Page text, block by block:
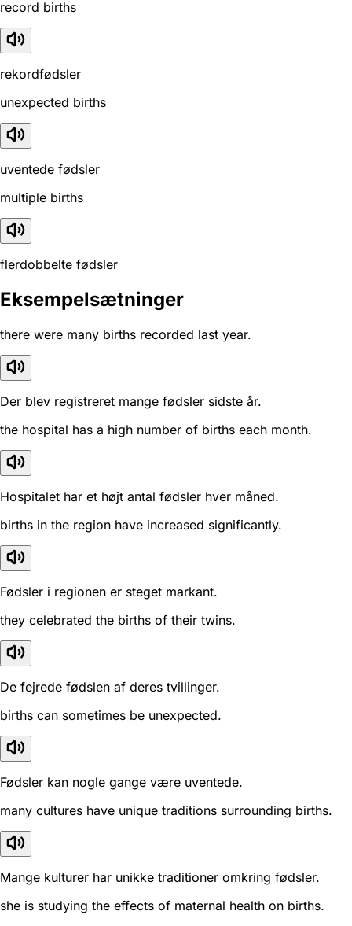
record births
rekordfødsler
unexpected births
uventede fødsler
multiple births
flerdobbelte fødsler
Eksempelsætninger
there were many births recorded last year.
Der blev registreret mange fødsler sidste år.
the hospital has a high number of births each month.
Hospitalet har et højt antal fødsler hver måned.
births in the region have increased significantly.
Fødsler i regionen er steget markant.
they celebrated the births of their twins.
De fejrede fødslen af deres tvillinger.
births can sometimes be unexpected.
Fødsler kan nogle gange være uventede.
many cultures have unique traditions surrounding births.
Mange kulturer har unikke traditioner omkring fødsler.
she is studying the effects of maternal health on births.